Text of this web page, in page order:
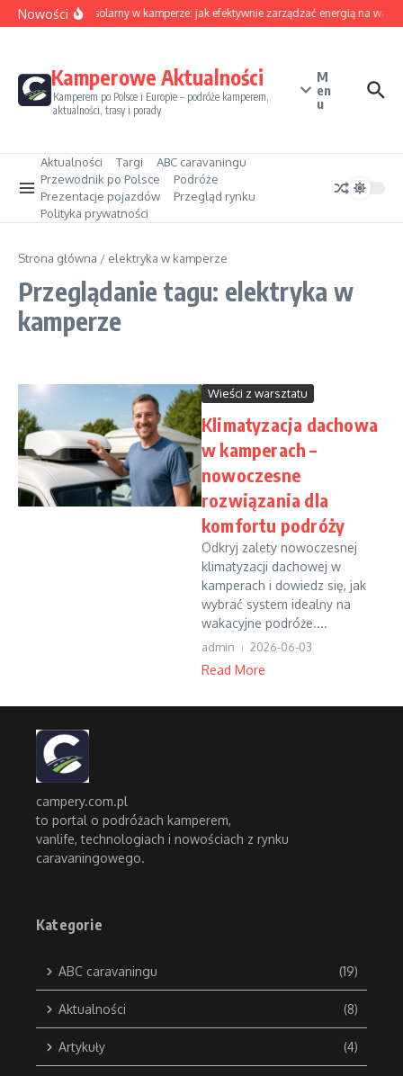
Przejdź do treści
NowościSezon solarny w kamperze: jak efektywnie zarządzać energią na
Kamperowe Aktualności
Kamperem po Polsce i Europie – podróże kamperem,
aktualności, trasy i porady
M
en
u
Aktualności Targi
ABC caravaningu
Przewodnik po Polsce
Podróże
Prezentacje pojazdów
Przegląd rynku
Polityka prywatności
Strona główna / elektryka w kamperze
Przeglądanie tagu: elektryka w
kamperze
Wieści z warsztatu
Klimatyzacja dachowa
w kamperach –
nowoczesne
rozwiązania dla
komfortu podróży
Odkryj zalety nowoczesnej
klimatyzacji dachowej w
kamperach i dowiedz się, jak
wybrać system idealny na
wakacyjne podróże....
admin 2026-06-03
Read More
campery.com.pl
to portal o podróżach kamperem,
vanlife, technologiach i nowościach z rynku
caravaningowego.
Kategorie
ABC caravaningu (19)
Aktualności (8)
Artykuły (4)